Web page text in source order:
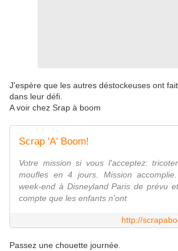
J'espère que les autres déstockeuses ont
dans leur défi.
A voir chez Srap à boom
Scrap 'A' Boom!
Votre mission si vous l'acceptez:
moufles en 4 jours. Mission
week-end à Disneyland Paris de prévu
compte que les enfants n'ont
http://
Passez une chouette journée.